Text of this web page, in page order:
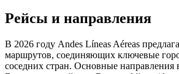
Рейсы и направления
В 2026 году Andes Líneas Aéreas
маршрутов, соединяющих ключевые
соседних стран. Основные направления